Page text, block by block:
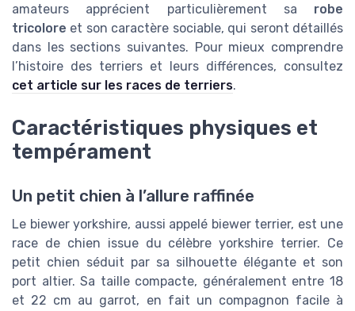
amateurs apprécient particulièrement sa robe
tricolore et son caractère sociable, qui seront détaillés
dans les sections suivantes. Pour mieux comprendre
l’histoire des terriers et leurs différences, consultez
cet article sur les races de terriers.
Caractéristiques physiques et
tempérament
Un petit chien à l’allure raffinée
Le biewer yorkshire, aussi appelé biewer terrier, est une
race de chien issue du célèbre yorkshire terrier. Ce
petit chien séduit par sa silhouette élégante et son
port altier. Sa taille compacte, généralement entre 18
et 22 cm au garrot, en fait un compagnon facile à